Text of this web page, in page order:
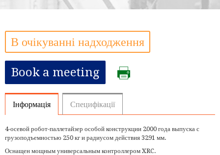
В очікуванні надходження
Book a meeting
Інформація Специфікації
4-осевой робот-паллетайзер особой конструкции 2000 года выпуска с
грузоподъемностью 250 кг и радиусом действия 3291 мм.
Оснащен мощным универсальным контроллером XRC.